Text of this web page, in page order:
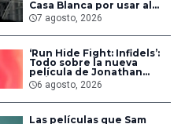
Casa Blanca por usar al
héroe para promover
deportaciones
7 agosto, 2026
‘Run Hide Fight: Infidels’:
Todo sobre la nueva
película de Jonathan
Majors en la que lucha
contra islamistas
radicales
6 agosto, 2026
Las películas que Sam